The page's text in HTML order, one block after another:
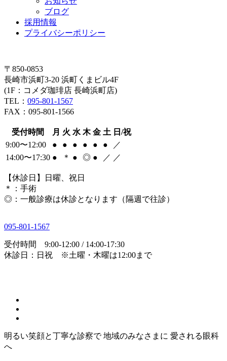
ブログ
採用情報
プライバシーポリシー
〒850-0853
長崎市浜町3-20 浜町くまビル4F
(1F：コメダ珈琲店 長崎浜町店)
TEL： 095-801-1567
FAX：095-801-1566
受付時間 月 火 水 木 金 土 日/祝
9:00〜12:00
● ● ● ● ● ●
／
14:00〜17:30 ● ＊ ● ◎ ● ／ ／
【休診日】日曜、祝日
＊
：手術
◎ ：一般診療は休診となります（隔週で往診）
095-801-1567
受付時間 9:00-12:00 / 14:00-17:30
休診日：日祝 ※土曜・木曜は12:00まで
明るい笑顔と丁寧な診察で 地域のみなさまに 愛される眼科
へ